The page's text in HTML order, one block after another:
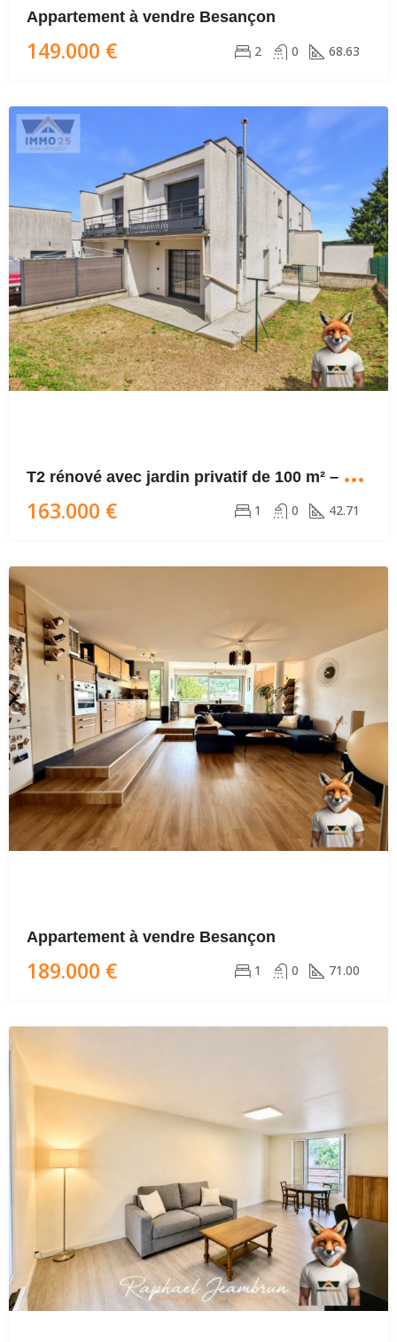
Appartement à vendre Besançon
149.000 € 2 0 68.63
T
2 rénové avec jardin privatif de 100 m² – Terrasse – 2 parkings
163.000 € 1 0 42.71
Appartement à vendre Besançon
189.000 € 1 0 71.00